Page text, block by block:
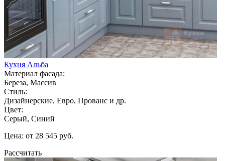
Кухня Альба
Материал фасада:
Береза, Массив
Стиль:
Дизайнерские, Евро, Прованс и др.
Цвет:
Серый, Синий
Цена: от 28 545 руб.
Рассчитать